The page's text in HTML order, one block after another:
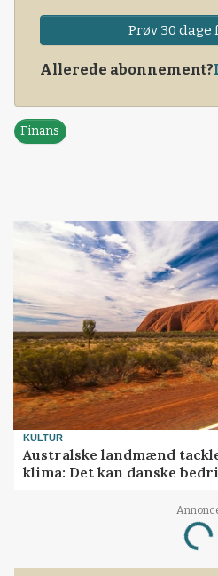
Prøv 30 dage
Allerede abonnement?
Finans
KULTUR
Australske landmænd
klima: Det kan danske
Loading...